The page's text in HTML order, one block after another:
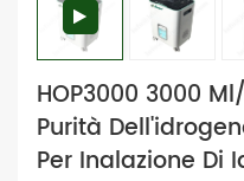
HOP3000 3000
Purità
Per Inalazione Di